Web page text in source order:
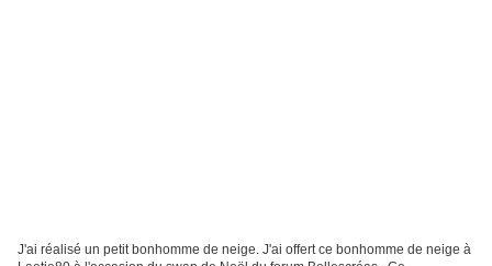
J'ai réalisé un petit bonhomme de neige. J'ai offert ce bonhomme de neige à